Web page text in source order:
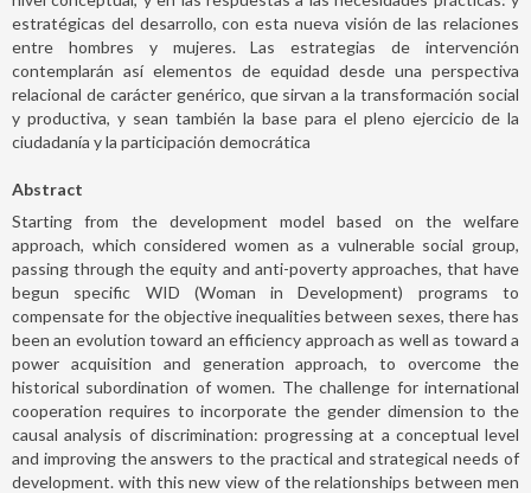
estratégicas del desarrollo, con esta nueva visión de las relaciones
entre hombres y mujeres. Las estrategias de intervención
contemplarán así elementos de equidad desde una perspectiva
relacional de carácter genérico, que sirvan a la transformación social
y productiva, y sean también la base para el pleno ejercicio de la
ciudadanía y la participación democrática
Abstract
Starting from the development model based on the welfare
approach, which considered women as a vulnerable social group,
passing through the equity and anti-poverty approaches, that have
begun specific WID (Woman in Development) programs to
compensate for the objective inequalities between sexes, there has
been an evolution toward an efficiency approach as well as toward a
power acquisition and generation approach, to overcome the
historical subordination of women. The challenge for international
cooperation requires to incorporate the gender dimension to the
causal analysis of discrimination: progressing at a conceptual level
and improving the answers to the practical and strategical needs of
development. with this new view of the relationships between men